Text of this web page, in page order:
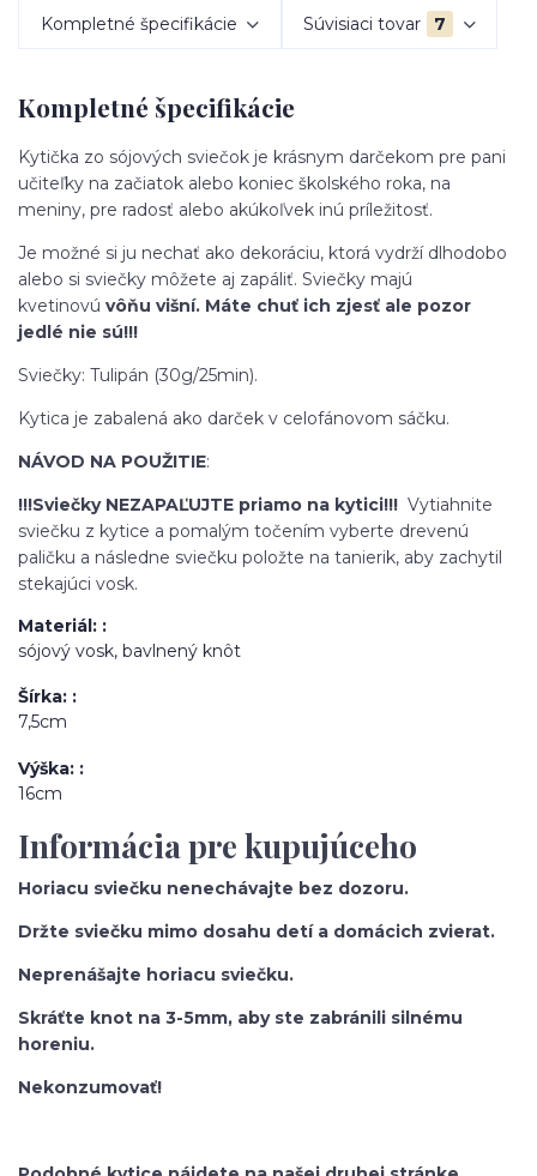
Kompletné špecifikácie Súvisiaci tovar 7
Kompletné špecifikácie
Kytička zo sójových sviečok je krásnym darčekom pre pani
učiteľky na začiatok alebo koniec školského roka, na
meniny, pre radosť alebo akúkoľvek inú príležitosť.
Je možné si ju nechať ako dekoráciu, ktorá vydrží dlhodobo
alebo si sviečky môžete aj zapáliť. Sviečky majú
kvetinovú vôňu višní. Máte chuť ich zjesť ale pozor
jedlé nie sú!!!
Sviečky: Tulipán (30g/25min).
Kytica je zabalená ako darček v celofánovom sáčku.
NÁVOD NA POUŽITIE:
!!!Sviečky NEZAPAĽUJTE priamo na kytici!!! Vytiahnite
sviečku z kytice a pomalým točením vyberte drevenú
paličku a následne sviečku položte na tanierik, aby zachytil
stekajúci vosk.
Materiál:
sójový vosk, bavlnený knôt
Šírka:
7,5cm
Výška:
16cm
Informácia pre kupujúceho
Horiacu sviečku nenechávajte bez dozoru.
Držte sviečku mimo dosahu detí a domácich zvierat.
Neprenášajte horiacu sviečku.
Skráťte knot na 3-5mm, aby ste zabránili silnému
horeniu.
Nekonzumovať!